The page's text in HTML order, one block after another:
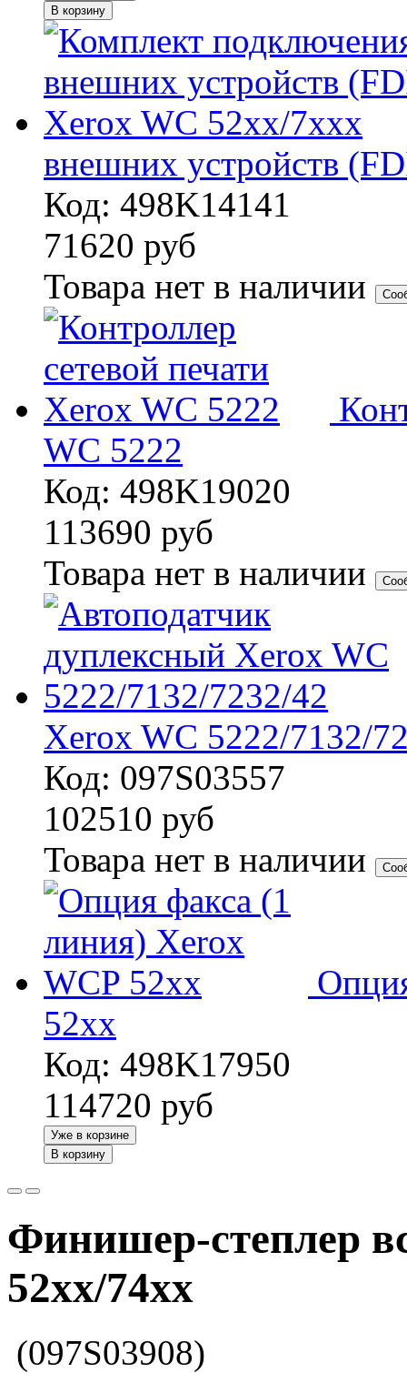
В корзину
внешних устройств
Код: 498K14141
71620 руб
Товара нет в наличии
WC 5222
Код: 498K19020
113690 руб
Товара нет в наличии
Xerox WC 5222/7132/
Код: 097S03557
102510 руб
Товара нет в наличии
52xx
Код: 498K17950
114720 руб
Уже в корзине
В корзину
Финишер-степлер
52xx/74xx
(097S03908)